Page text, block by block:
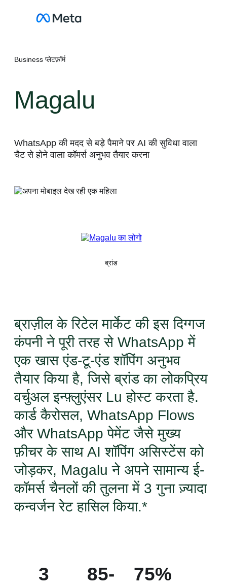
Business प्लेटफ़ॉर्म
Magalu
WhatsApp की मदद से बड़े पैमाने पर AI की सुविधा वाला
चैट से होने वाला कॉमर्स अनुभव तैयार करना
ब्रांड
ब्राज़ील के रिटेल मार्केट की इस दिग्गज
कंपनी ने पूरी तरह से WhatsApp में
एक खास एंड-टू-एंड शॉपिंग अनुभव
तैयार किया है, जिसे ब्रांड का लोकप्रिय
वर्चुअल इन्फ़्लुएंसर Lu होस्ट करता है.
कार्ड कैरोसल, WhatsApp Flows
और WhatsApp पेमेंट जैसे मुख्य
फ़ीचर के साथ AI शॉपिंग असिस्टेंस को
जोड़कर, Magalu ने अपने सामान्य ई-
कॉमर्स चैनलों की तुलना में 3 गुना ज़्यादा
कन्वर्जन रेट हासिल किया.*
3
85-
75%